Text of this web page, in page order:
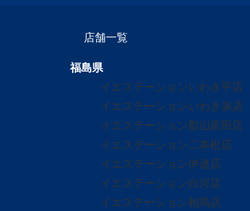
店舗一覧
福島県
イエステーションいわき平店
イエステーションいわき泉店
イエステーション郡山富田店
イエステーション二本松店
イエステーション伊達店
イエステーション白河店
イエステーション相馬店